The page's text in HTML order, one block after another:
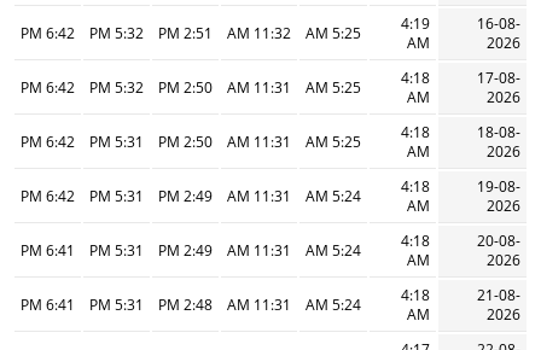
16-08-
2026
4:19
AM
5:25 AM
11:32 AM
2:51 PM
5:32 PM
6:42 PM
17-08-
2026
4:18
AM
5:25 AM
11:31 AM
2:50 PM
5:32 PM
6:42 PM
18-08-
2026
4:18
AM
5:25 AM
11:31 AM
2:50 PM
5:31 PM
6:42 PM
19-08-
2026
4:18
AM
5:24 AM
11:31 AM
2:49 PM
5:31 PM
6:42 PM
20-08-
2026
4:18
AM
5:24 AM
11:31 AM
2:49 PM
5:31 PM
6:41 PM
21-08-
2026
4:18
AM
5:24 AM
11:31 AM
2:48 PM
5:31 PM
6:41 PM